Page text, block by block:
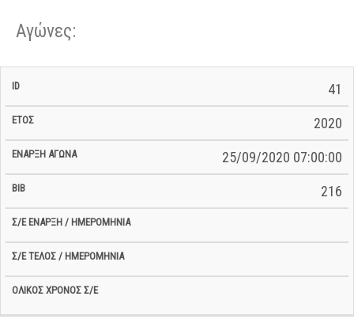
Αγώνες:
Αγώνα
Ημερομηνία
41
2020
25/09/2020 07:00:00
216